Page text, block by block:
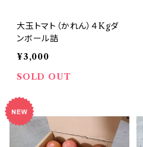
大玉トマト（かれん）４Kgダ
ンボール詰
¥3,000
SOLD OUT